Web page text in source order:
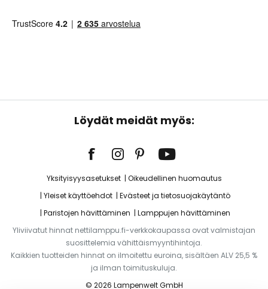
Löydät meidät myös:
Yksityisyysasetukset
Oikeudellinen huomautus
Yleiset käyttöehdot
Evästeet ja tietosuojakäytäntö
Paristojen hävittäminen
Lamppujen hävittäminen
Yliviivatut hinnat nettilamppu.fi-verkkokaupassa ovat valmistajan
suosittelemia vähittäismyyntihintoja.
Kaikkien tuotteiden hinnat on ilmoitettu euroina, sisältäen ALV 25,5 %
ja ilman toimituskuluja.
© 2026 Lampenwelt GmbH